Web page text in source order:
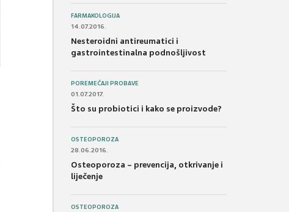
FARMAKOLOGIJA
14.07.2016.
Nesteroidni antireumatici i
gastrointestinalna podnošljivost
POREMEĆAJI PROBAVE
01.07.2017.
Što su probiotici i kako se proizvode?
OSTEOPOROZA
28.06.2016.
Osteoporoza – prevencija, otkrivanje i
liječenje
OSTEOPOROZA